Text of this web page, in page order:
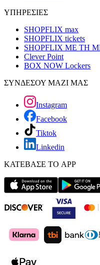
ΥΠΗΡΕΣΙΕΣ
SHOPFLIX max
SHOPFLIX tickets
SHOPFLIX ΜΕ ΤΗ
Clever Point
BOX NOW Lockers
ΣΥΝΔΕΣΟΥ ΜΑΖΙ ΜΑΣ
Instagram
Facebook
Tiktok
Linkedin
ΚΑΤΕΒΑΣΕ ΤΟ APP